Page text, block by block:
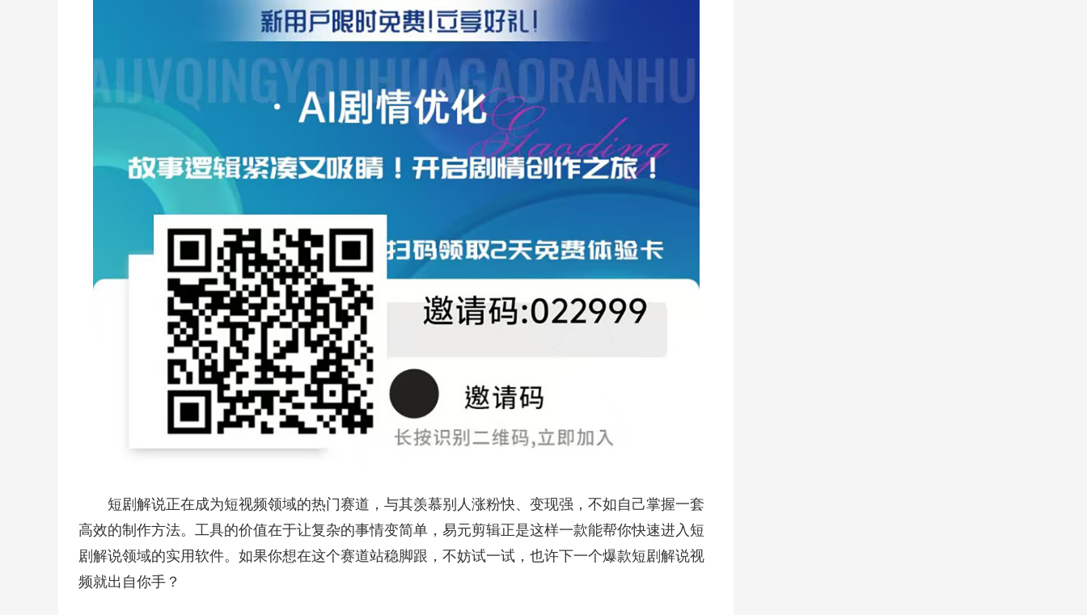
短剧解说正在成为短视频领域的热门赛道，与其羡慕别人涨粉快、变现强，不如自己掌握一套
高效的制作方法。工具的价值在于让复杂的事情变简单，易元剪辑正是这样一款能帮你快速进入短
剧解说领域的实用软件。如果你想在这个赛道站稳脚跟，不妨试一试，也许下一个爆款短剧解说视
频就出自你手？